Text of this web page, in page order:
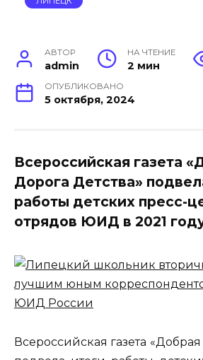
АВТОР
admin
НА ЧТЕНИЕ
2 мин
ОПУБЛИКОВАНО
5 октября, 2024
Всероссийская газета
Дорога Детства»
работы детских пресс-
отрядов ЮИД в 2021
Всероссийская газета